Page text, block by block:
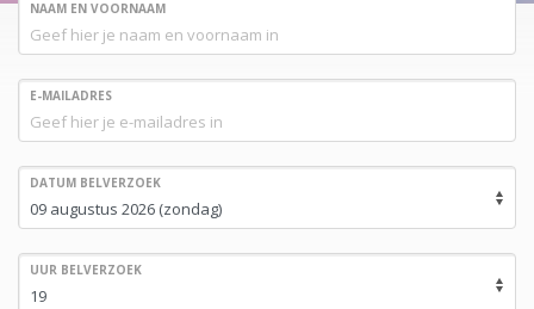
NAAM EN VOORNAAM
E-MAILADRES
DATUM BELVERZOEK
UUR BELVERZOEK